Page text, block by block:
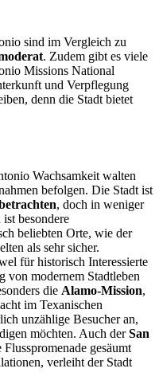
sind im Vergleich zu
. Zudem gibt es viele
Missions National
und Verpflegung
denn die Stadt bietet
Wachsamkeit walten
befolgen. Die Stadt ist
, doch in weniger
besondere
beliebten Orte, wie der
als sehr sicher.
für historisch Interessierte
von modernem Stadtleben
die Alamo-Mission,
im Texanischen
unzählige Besucher an,
möchten. Auch derSan
Flusspromenade gesäumt
verleiht der Stadt